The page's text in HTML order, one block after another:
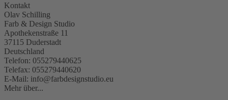
Kontakt
Olav Schilling
Farb & Design Studio
Apothekenstraße 11
37115 Duderstadt
Deutschland
Telefon: 055279440625
Telefax: 055279440620
E-Mail: info@farbdesignstudio.eu
Mehr über...